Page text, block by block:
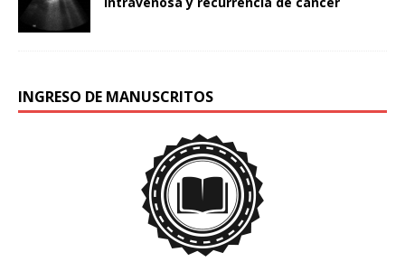
INGRESO DE MANUSCRITOS